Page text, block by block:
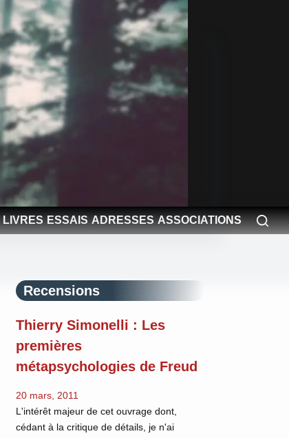
LIVRES ESSAIS ADRESSES ASSOCIATIONS
Recensions
Thierry Simonelli : Les
premières
métapsychologies de Freud
20 mars, 2011
L'intérêt majeur de cet ouvrage dont,
cédant à la critique de détails, je n'ai